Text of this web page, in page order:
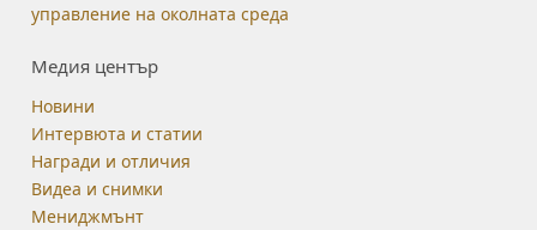
управление на околната среда
Медия център
Новини
Интервюта и статии
Награди и отличия
Видеа и снимки
Мениджмънт